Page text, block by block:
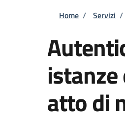
Home / Servizi /
atto di